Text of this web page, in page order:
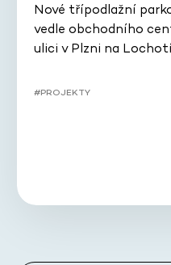
Nové třípodlažní
vedle obchodního
ulici v Plzni na
#PROJEKTY